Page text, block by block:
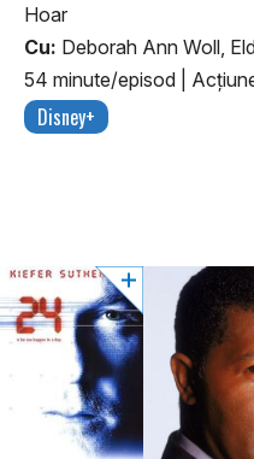
Hoar
Cu: Deborah Ann Woll,
54 minute/episod
Disney+